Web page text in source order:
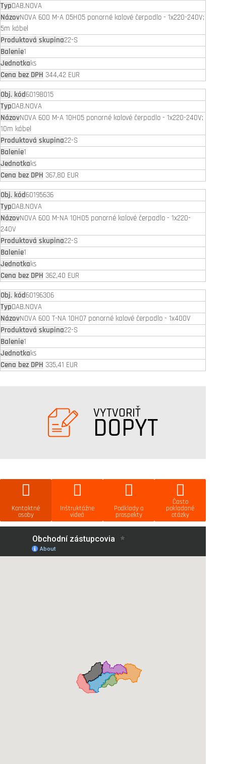
DAB.NOVA
NOVA 600 M-A 05H05 ponorné kalové čerpadlo - 1x220-240V;
5m kábel
22-S
1
ks
344,42 EUR
60198015
DAB.NOVA
NOVA 600 M-A 10H05 ponorné kalové čerpadlo - 1x220-240V;
10m kábel
22-S
1
ks
367,80 EUR
60195636
DAB.NOVA
NOVA 600 M-NA 10H05 ponorné kalové čerpadlo - 1x220-
240V
22-S
1
ks
362,40 EUR
60196306
DAB.NOVA
NOVA 600 T-NA 10H07 ponorné kalové čerpadlo - 1x400V
22-S
1
ks
335,41 EUR
VYTVORIŤ
DOPYT
Kontaktné
osoby
Inštruktážne
videá
Podklady a
prospekty
Často
pokladané
otázky